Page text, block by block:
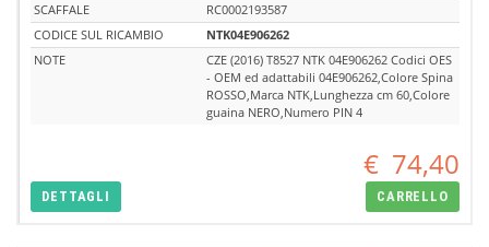
SCAFFALE
RC0002193587
CODICE SUL RICAMBIO
NTK04E906262
NOTE
CZE (2016) T8527 NTK 04E906262 Codici OES
- OEM ed adattabili 04E906262,Colore Spina
ROSSO,Marca NTK,Lunghezza cm 60,Colore
guaina NERO,Numero PIN 4
€ 74,40
DETTAGLI CARRELLO